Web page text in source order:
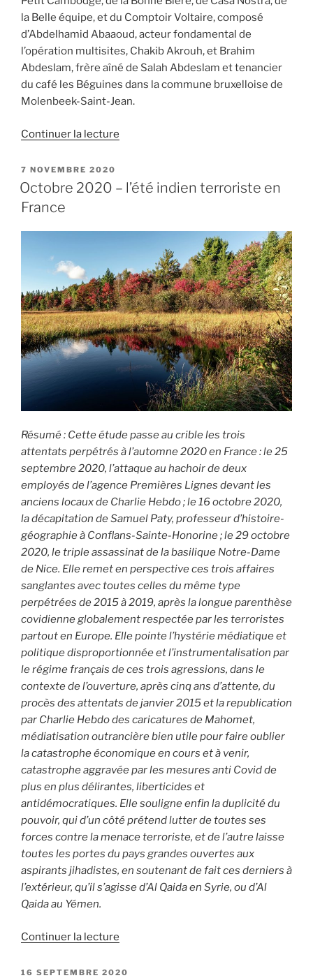
la Belle équipe, et du Comptoir Voltaire, composé
d’Abdelhamid Abaaoud, acteur fondamental de
l’opération multisites, Chakib Akrouh, et Brahim
Abdeslam, frère aîné de Salah Abdeslam et tenancier
du café les Béguines dans la commune bruxelloise de
Molenbeek-Saint-Jean.
Continuer la lecture
des
terrasses »
PUBLIÉ
LE
7 NOVEMBRE 2020
Octobre 2020 – l’été indien terroriste en
France
Résumé : Cette étude passe au crible les trois
attentats perpétrés à l’automne 2020 en France : le 25
septembre 2020, l’attaque au hachoir de deux
employés de l’agence Premières Lignes devant les
anciens locaux de Charlie Hebdo ; le 16 octobre 2020,
la décapitation de Samuel Paty, professeur d’histoire-
géographie à Conflans-Sainte-Honorine ; le 29 octobre
2020, le triple assassinat de la basilique Notre-Dame
de Nice. Elle remet en perspective ces trois affaires
sanglantes avec toutes celles du même type
perpétrées de 2015 à 2019, après la longue parenthèse
covidienne globalement respectée par les terroristes
partout en Europe. Elle pointe l’hystérie médiatique et
politique disproportionnée et l’instrumentalisation par
le régime français de ces trois agressions, dans le
contexte de l’ouverture, après cinq ans d’attente, du
procès des attentats de janvier 2015 et la republication
par Charlie Hebdo des caricatures de Mahomet,
médiatisation outrancière bien utile pour faire oublier
la catastrophe économique en cours et à venir,
catastrophe aggravée par les mesures anti Covid de
plus en plus délirantes, liberticides et
antidémocratiques. Elle souligne enfin la duplicité du
pouvoir, qui d’un côté prétend lutter de toutes ses
forces contre la menace terroriste, et de l’autre laisse
toutes les portes du pays grandes ouvertes aux
aspirants jihadistes, en soutenant de fait ces derniers à
l’extérieur, qu’il s’agisse d’Al Qaida en Syrie, ou d’Al
Qaida au Yémen.
Continuer la lecture
2020
PUBLIÉ
16 SEPTEMBRE 2020